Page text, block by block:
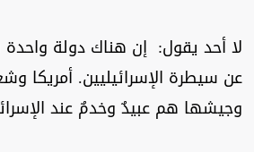
لا أحد يقول: إن هناك دولة واحدة
عن سيطرة الإسرائيليين. أمريكا
وجيشها هم عبيدٌ وخدمٌ عند